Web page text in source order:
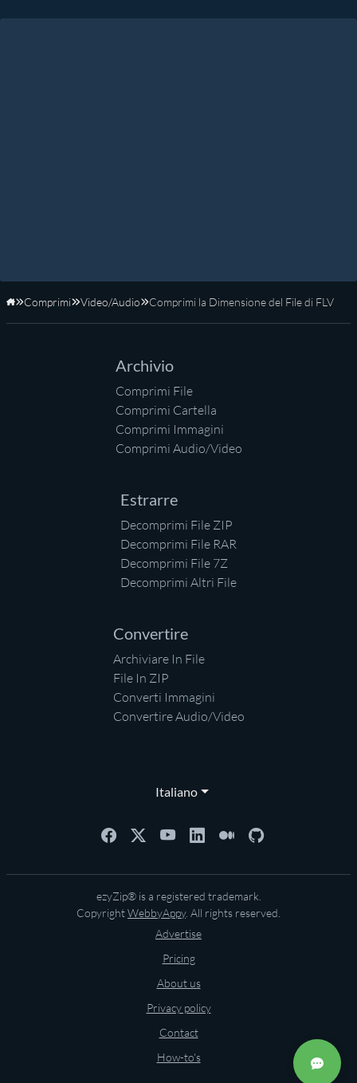
Home
Comprimi Video/Audio Comprimi la Dimensione del File di FLV
Archivio
Comprimi File
Comprimi Cartella
Comprimi Immagini
Comprimi Audio/Video
Estrarre
Decomprimi File ZIP
Decomprimi File RAR
Decomprimi File 7Z
Decomprimi Altri File
Convertire
Archiviare In File
File In ZIP
Converti Immagini
Convertire Audio/Video
Italiano
ezyZip® is a registered trademark.
CopyrightWebbyAppy. All rights reserved.
Advertise
Pricing
About us
Privacy policy
Contact
How-to's